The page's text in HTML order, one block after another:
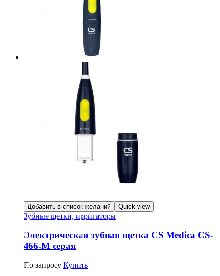
Добавить в список желаний Quick view
Зубные щетки, ирригаторы
Электрическая зубная щетка CS Medica CS-
466-М серая
По запросу Купить